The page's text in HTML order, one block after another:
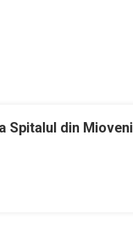
Spitalul din Mioveni